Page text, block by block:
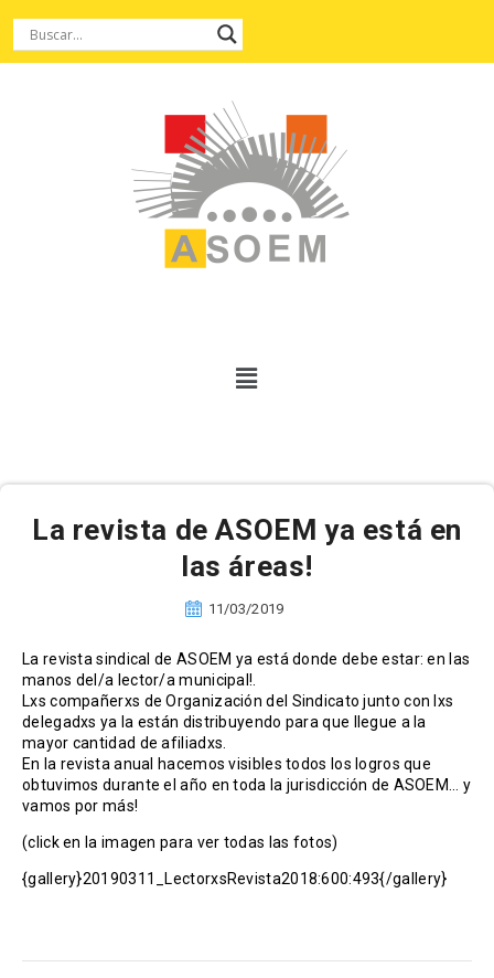
La revista de ASOEM ya está en
las áreas!
11/03/2019
La revista sindical de ASOEM ya está donde debe estar: en las
manos del/a lector/a municipal!.
Lxs compañerxs de Organización del Sindicato junto con lxs
delegadxs ya la están distribuyendo para que llegue a la
mayor cantidad de afiliadxs.
En la revista anual hacemos visibles todos los logros que
obtuvimos durante el año en toda la jurisdicción de ASOEM… y
vamos por más!
(click en la imagen para ver todas las fotos)
{gallery}20190311_LectorxsRevista2018:600:493{/gallery}